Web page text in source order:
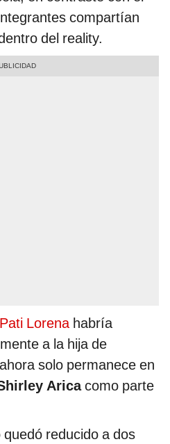
compartían
del reality.
Lorena habría
a la hija de
solo permanece en
Aricacomo parte
reducido a dos